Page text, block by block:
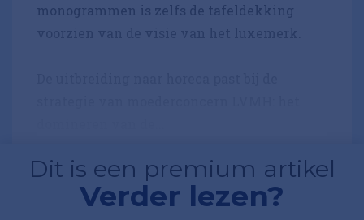
monogrammen is zelfs de tafeldekking
Dit is een premium artikel
Verder lezen?